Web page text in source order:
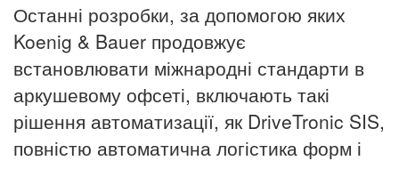
Останні розробки, за допомогою яких
Koenig & Bauer продовжує
встановлювати міжнародні стандарти в
аркушевому офсеті, включають такі
рішення автоматизації, як DriveTronic SIS,
повністю автоматична логістика форм і